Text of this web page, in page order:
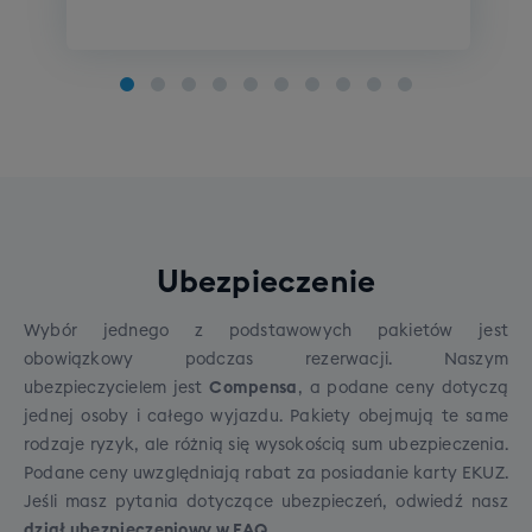
Poziom zaawansowany
Szkolenie SNB grupowe (dorośli)
Cena grupowego szkolenia snowboardowego to
790 zł.
indywidualnym szkoleniu narciarskim lub
zaawansowania. Szkolenie prowadzone przez
polskojęzycznych,licencjonowanych instruktorów
z wieloletnim doświadczeniem w jeździe. Szkolenia
odbywają się w kurorcie podstawowym.Cena:
1000zł.
WAŻNE- dzięki zapisom na szkolenia
indywidualne jesteśmy w stanie dostosować
Ubezpieczenie
Wybór jednego z podstawowych pakietów jest
obowiązkowy podczas rezerwacji. Naszym
ubezpieczycielem jestCompensa , a podane ceny dotyczą
jednej osoby i całego wyjazdu. Pakiety obejmują te same
rodzaje ryzyk, ale różnią się wysokością sum ubezpieczenia.
Podane ceny uwzględniają rabat za posiadanie karty EKUZ.
Jeśli masz pytania dotyczące ubezpieczeń, odwiedź nasz